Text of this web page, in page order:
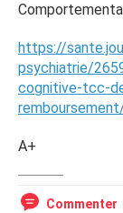
https://
psychiatrie/
cognitive-tcc-
A+
Commenter